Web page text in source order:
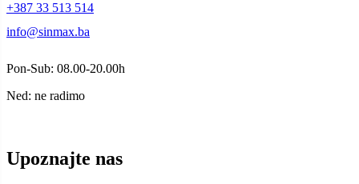
+387 33 513 514
info@sinmax.ba
Pon-Sub: 08.00-20.00h
Ned: ne radimo
Upoznajte nas